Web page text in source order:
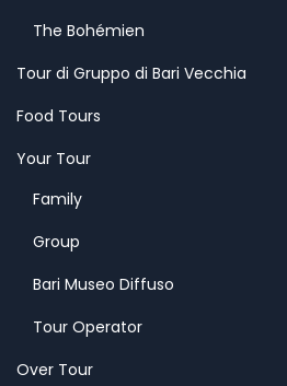
The Bohémien
Tour di Gruppo di Bari Vecchia
Food Tours
Your Tour
Family
Group
Bari Museo Diffuso
Tour Operator
Over Tour